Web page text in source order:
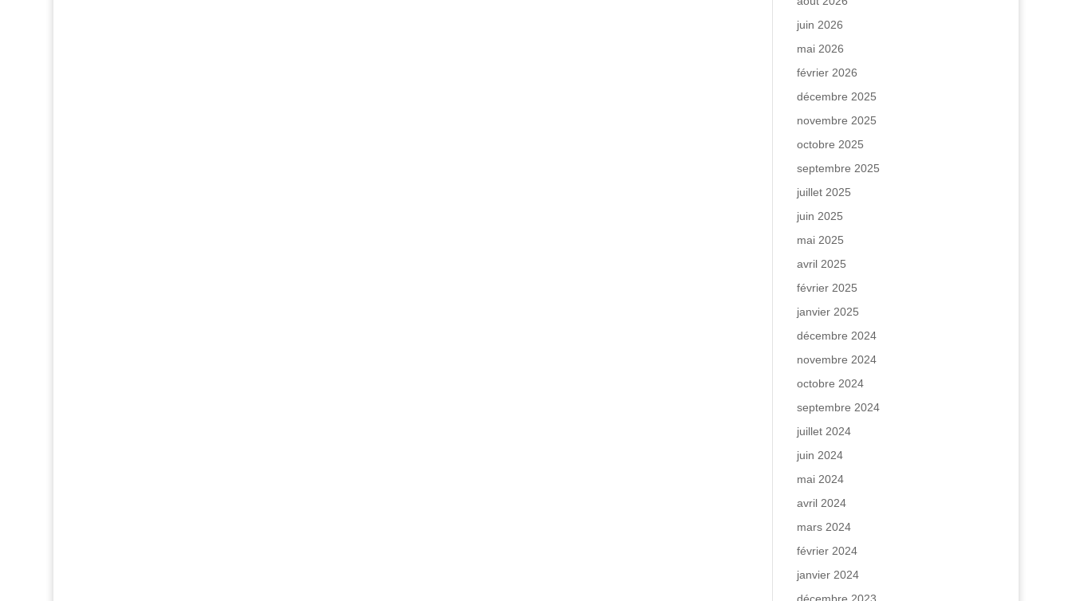
juin 2026
mai 2026
février 2026
décembre 2025
novembre 2025
octobre 2025
septembre 2025
juillet 2025
juin 2025
mai 2025
avril 2025
février 2025
janvier 2025
décembre 2024
novembre 2024
octobre 2024
septembre 2024
juillet 2024
juin 2024
mai 2024
avril 2024
mars 2024
février 2024
janvier 2024